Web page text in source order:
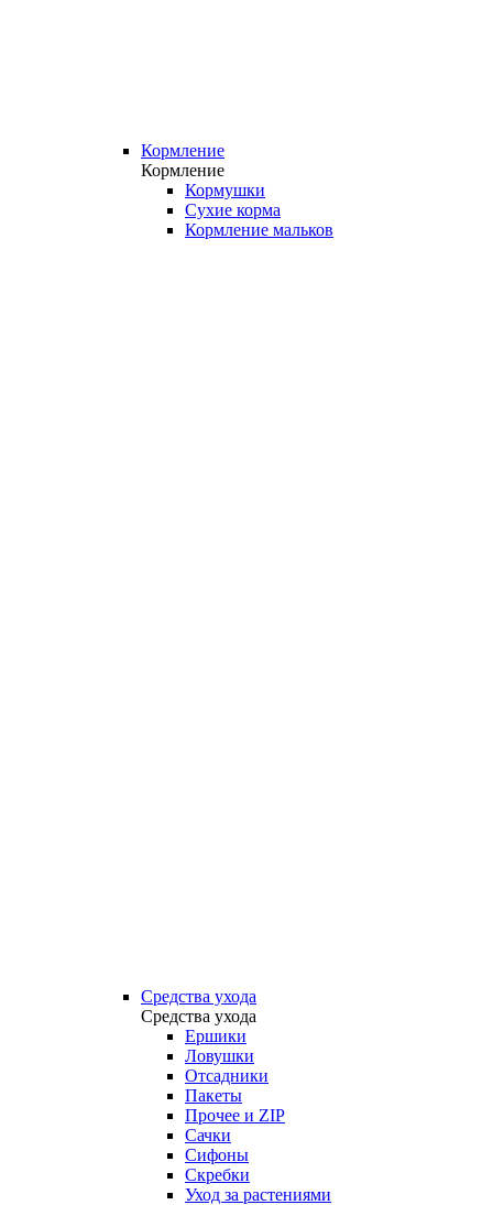
Кормление
Кормление
Кормушки
Сухие корма
Кормление мальков
Средства ухода
Средства ухода
Ершики
Ловушки
Отсадники
Пакеты
Прочее и ZIP
Сачки
Сифоны
Скребки
Уход за растениями